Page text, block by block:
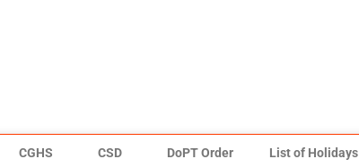
CGHS CSD DoPT Order List of Holidays